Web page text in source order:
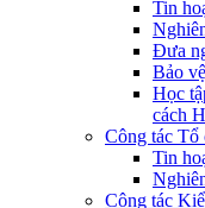
Tin
Đưa
Bảo
Học
cách
Công tác Tổ
Tin
Công tác